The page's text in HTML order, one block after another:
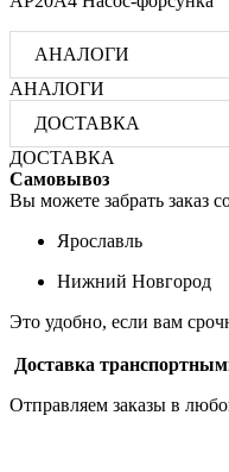
АНАЛОГИ
АНАЛОГИ
ДОСТАВКА
ДОСТАВКА
Самовывоз
Вы можете забрать заказ
Ярославль
Нижний Новгород
Это удобно, если вам
Доставка
Отправляем заказы в